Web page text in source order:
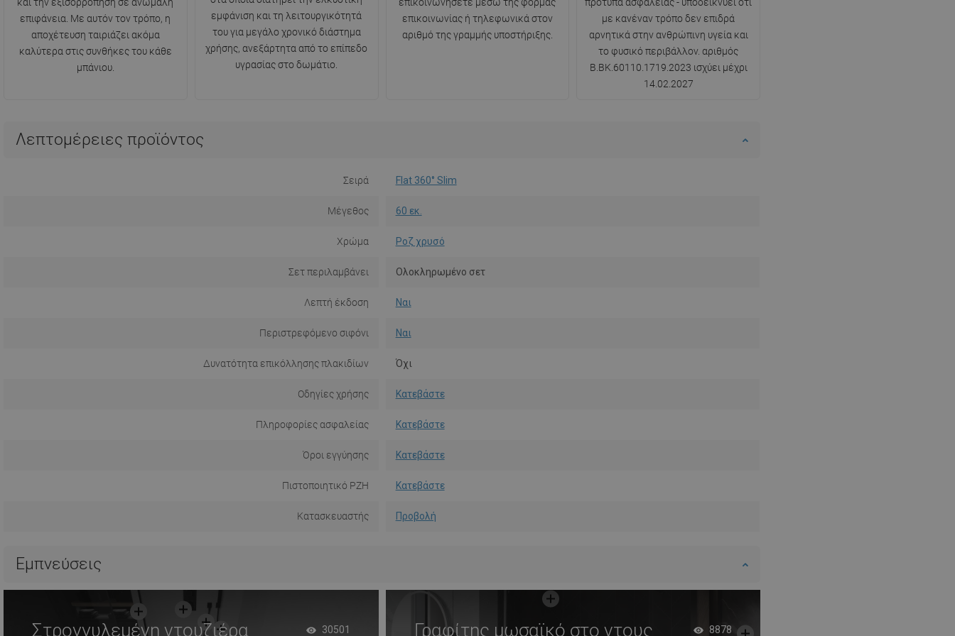
επιφάνεια. Με αυτόν τον τρόπο, η
αποχέτευση ταιριάζει ακόμα
καλύτερα στις συνθήκες του κάθε
μπάνιου.
εμφάνιση και τη λειτουργικότητά
του για μεγάλο χρονικό διάστημα
χρήσης, ανεξάρτητα από το επίπεδο
υγρασίας στο δωμάτιο.
επικοινωνίας ή τηλεφωνικά στον
αριθμό της γραμμής υποστήριξης.
με κανέναν τρόπο δεν επιδρά
αρνητικά στην ανθρώπινη υγεία και
το φυσικό περιβάλλον. αριθμός
B.BK.60110.1719.2023 ισχύει μέχρι
14.02.2027
Λεπτομέρειες προϊόντος
Σειρά Flat 360° Slim
Μέγεθος 60 εκ.
Χρώμα Ροζ χρυσό
Σετ περιλαμβάνει Ολοκληρωμένο σετ
Λεπτή έκδοση Ναι
Περιστρεφόμενο σιφόνι Ναι
Δυνατότητα επικόλλησης πλακιδίων Όχι
Οδηγίες χρήσης Κατεβάστε
Πληροφορίες ασφαλείας Κατεβάστε
Όροι εγγύησης Κατεβάστε
Πιστοποιητικό PZH Κατεβάστε
Κατασκευαστής Προβολή
Εμπνεύσεις
Στρογγυλεμένη ντουζιέρα 30501 Γραφίτης μωσαϊκό στο ντους 8878
SWEDISH
FINNISH
PORTUGUESE